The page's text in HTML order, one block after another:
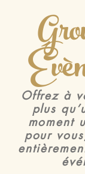
Offrez à
plus
moment
pour